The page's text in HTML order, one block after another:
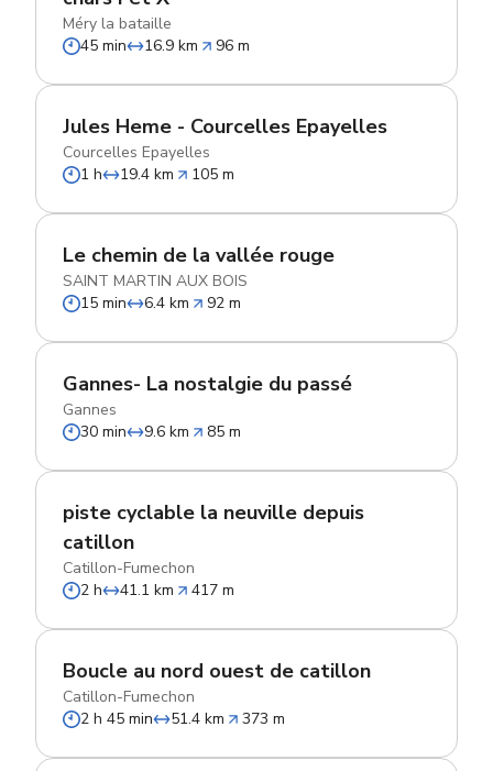
Méry la bataille
45 min
16.9 km 96 m
Jules Heme - Courcelles Epayelles
Courcelles Epayelles
1 h
19.4 km 105 m
Le chemin de la vallée rouge
SAINT MARTIN AUX BOIS
15 min
6.4 km 92 m
Gannes- La nostalgie du passé
Gannes
30 min
9.6 km 85 m
piste cyclable la neuville depuis
catillon
Catillon-Fumechon
2 h
41.1 km 417 m
Boucle au nord ouest de catillon
Catillon-Fumechon
2 h 45 min
51.4 km 373 m